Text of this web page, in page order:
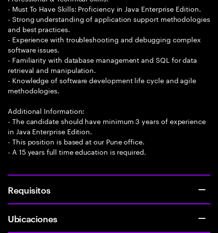
- Must To Have Skills: Proficiency in Java Enterprise Edition.
- Strong understanding of application support methodologies
and best practices.
- Experience with troubleshooting and debugging complex
software issues.
- Familiarity with database management and SQL for data
retrieval and manipulation.
- Knowledge of software development life cycle and agile
methodologies.
Additional Information:
- The candidate should have minimum 3 years of experience
in Java Enterprise Edition.
- This position is based at our Pune office.
- A 15 years full time education is required.
Requisitos
Ubicaciones